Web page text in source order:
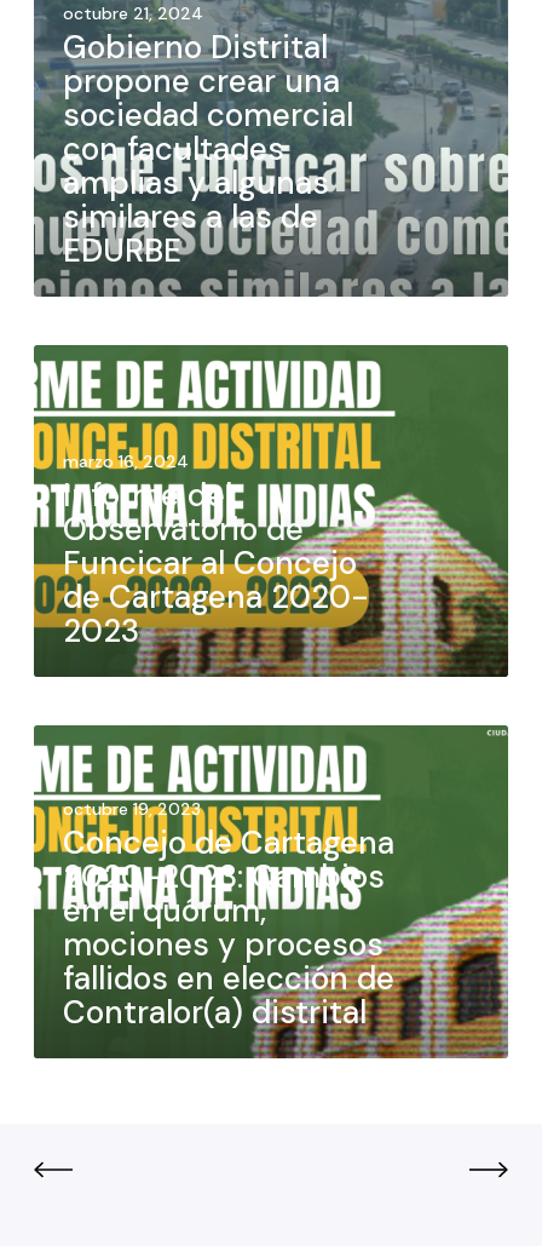
octubre 21, 2024
Gobierno Distrital
propone crear una
sociedad comercial
con facultades
amplias y algunas
similares a las de
EDURBE
marzo 16, 2024
Informe del
Observatorio de
Funcicar al Concejo
de Cartagena 2020-
2023
octubre 19, 2023
Concejo de Cartagena
2020-2023: Cambios
en el quórum,
mociones y procesos
fallidos en elección de
Contralor(a) distrital